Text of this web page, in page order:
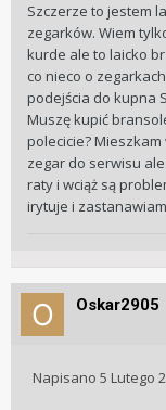
Jaki mechanizm ?
Szczerze to jestem
zegarków. Wiem
kurde ale to laicko
co nieco o
podejścia do kupna
Muszę kupić
polecicie? Mieszkam
zegar do serwisu
raty i wciąż są
irytuje i
Oskar2905
Napisano 5 Lutego